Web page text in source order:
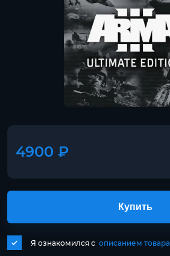
4900 ₽
Я ознакомился с описанием товара
Купить